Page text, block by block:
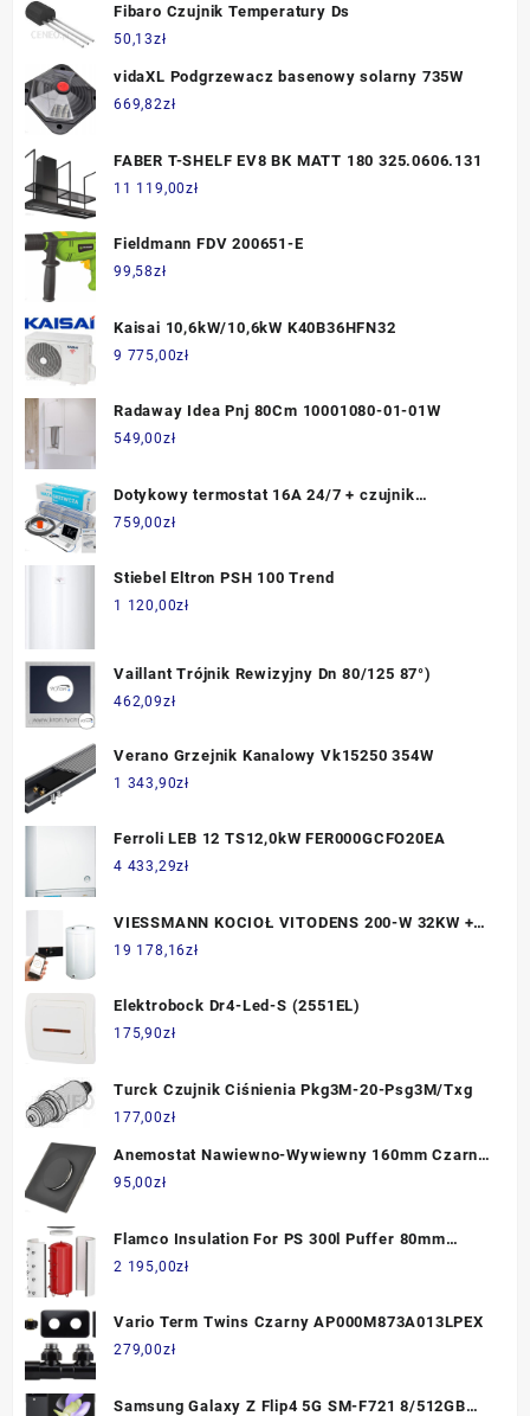
Fibaro Czujnik Temperatury Ds
50,13zł
vidaXL Podgrzewacz basenowy solarny 735W
669,82zł
FABER T-SHELF EV8 BK MATT 180 325.0606.131
11 119,00zł
Fieldmann FDV 200651-E
99,58zł
Kaisai 10,6kW/10,6kW K40B36HFN32
9 775,00zł
Radaway Idea Pnj 80Cm 10001080-01-01W
549,00zł
Dotykowy termostat 16A 24/7 + czujnik
podłogowy + mata grzewcza 6m2 oraz akcesoria
759,00zł
Stiebel Eltron PSH 100 Trend
1 120,00zł
Vaillant Trójnik Rewizyjny Dn 80/125 87°)
462,09zł
Verano Grzejnik Kanalowy Vk15250 354W
1 343,90zł
Ferroli LEB 12 TS12,0kW FER000GCFO20EA
4 433,29zł
VIESSMANN KOCIOŁ VITODENS 200-W 32KW +
ZASOBNIK VITOCELL 100-W (B) 120 L +
Z020948
19 178,16zł
Elektrobock Dr4-Led-S (2551EL)
175,90zł
Turck Czujnik Ciśnienia Pkg3M-20-Psg3M/Txg
177,00zł
Anemostat Nawiewno-Wywiewny 160mm Czarny
Kwadratowy SYSTERM
95,00zł
Flamco Insulation For PS 300l Puffer 80mm
18678
2 195,00zł
Vario Term Twins Czarny AP000M873A013LPEX
279,00zł
Samsung Galaxy Z Flip4 5G SM-F721 8/512GB